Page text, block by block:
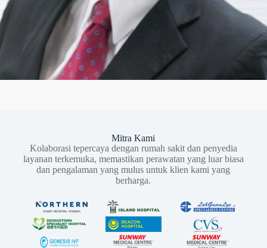
Mitra Kami
Kolaborasi tepercaya dengan rumah sakit dan penyedia
layanan terkemuka, memastikan perawatan yang luar biasa
dan pengalaman yang mulus untuk klien kami yang
berharga.